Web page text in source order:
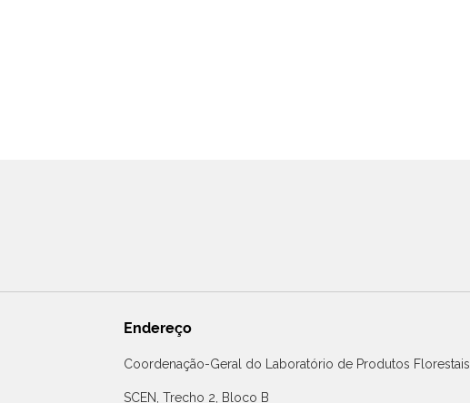
Endereço
Coordenação-Geral do Laboratório de Produtos Florestais
SCEN, Trecho 2, Bloco B